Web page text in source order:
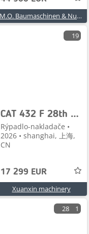
M.O. Baumaschinen & Nutzfahrzeuge GmbH & Co. KG
19
CAT 432 F 28th Anniversary Promotion Price
Rýpadlo-nakladače •
2026 • shanghai, 上海,
CN
17 299 EUR
Xuanxin machinery
28 1